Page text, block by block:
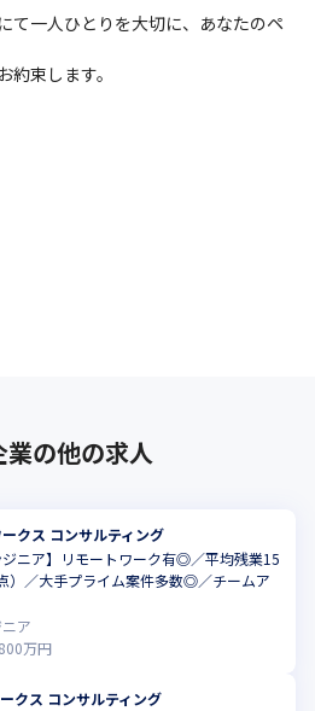
て一人ひとりを大切に、あなたのペ
束します。
業の他の求人
クス コンサルティング
ジニア】リモートワーク有◎／平均残業15
／大手プライム案件多数◎／チームア
ア
万円
クス コンサルティング